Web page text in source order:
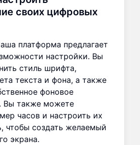
своих цифровых
платформа предлагает
настройки. Вы
стиль шрифта,
текста и фона, а также
фоновое
Вы также можете
часов и настроить их
чтобы создать желаемый
экрана.